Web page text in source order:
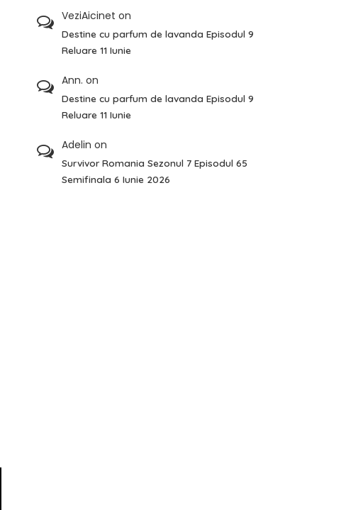
VeziAicinet on
Destine cu parfum de lavanda Episodul 9
Reluare 11 Iunie
Ann. on
Destine cu parfum de lavanda Episodul 9
Reluare 11 Iunie
Adelin on
Survivor Romania Sezonul 7 Episodul 65
Semifinala 6 Iunie 2026